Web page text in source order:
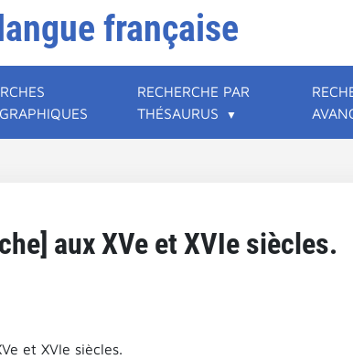
française
RECHERCHE PAR
THÉSAURUS
aux XVe et XVIe siècles.
et XVIe siècles.